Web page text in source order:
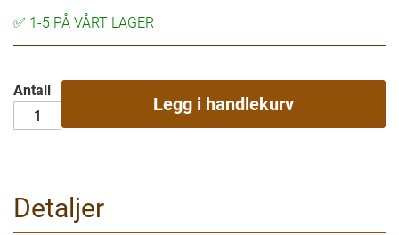
✅ 1-5 PÅ VÅRT LAGER
Antall
Legg i handlekurv
Detaljer